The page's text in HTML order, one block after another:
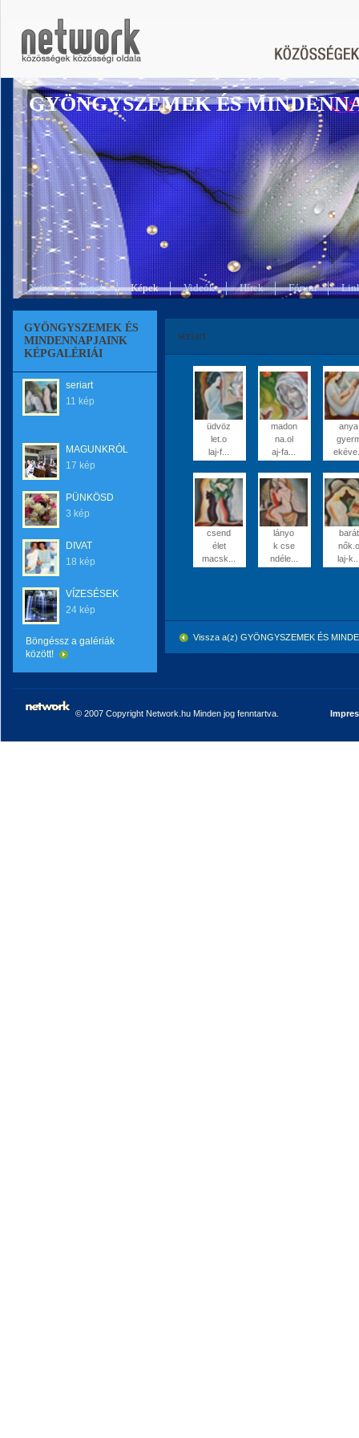
GYÖNGYSZEMEK ÉS
Nyitó Tagok Képek Videók Hírek Fórum
GYÖNGYSZEMEK ÉS
MINDENNAPJAINK
KÉPGALÉRIÁI
seriart
11 kép
MAGUNKRÓL
17 kép
PÜNKÖSD
3 kép
DIVAT
18 kép
VÍZESÉSEK
24 kép
Böngéssz a galériák
között!
seriart
üdvöz
let.o
laj-f...
madon
na.ol
aj-fa...
anya
csend
élet
macsk...
lányo
k cse
ndéle...
barát
nők.o
laj-
Vissza a(z) GYÖNGYSZEMEK ÉS
© 2007 Copyright Network.hu Minden jog fenntartva.